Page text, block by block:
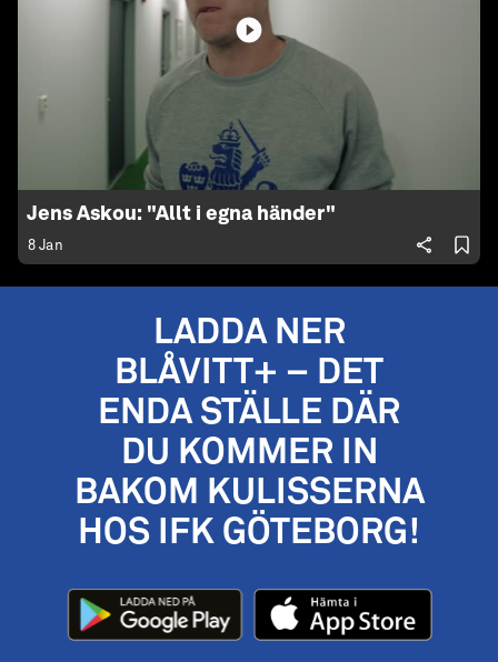
Jens Askou: "Allt i egna händer"
8 Jan
LADDA NER
BLÅVITT+ – DET
ENDA STÄLLE DÄR
DU KOMMER IN
BAKOM KULISSERNA
HOS IFK GÖTEBORG!